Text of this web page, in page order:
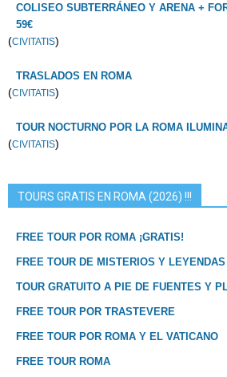
COLISEO SUBTERRÁNEO Y ARENA +
59€
(CIVITATIS)
TRASLADOS EN ROMA
(CIVITATIS)
TOUR NOCTURNO POR LA ROMA
(CIVITATIS)
TOURS GRATIS EN ROMA (2026) !!!
FREE TOUR POR ROMA ¡GRATIS!
FREE TOUR DE MISTERIOS Y
TOUR GRATUITO A PIE DE FUENTES Y
FREE TOUR POR TRASTEVERE
FREE TOUR POR ROMA Y EL VATICANO
FREE TOUR ROMA